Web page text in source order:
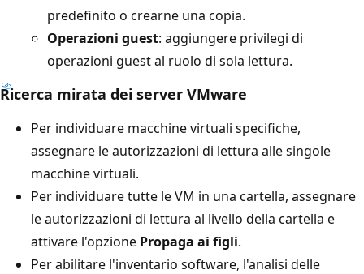
predefinito o crearne una copia.
Operazioni guest: aggiungere privilegi di
operazioni guest al ruolo di sola lettura.
Ricerca mirata dei server VMware
Per individuare macchine virtuali specifiche,
assegnare le autorizzazioni di lettura alle singole
macchine virtuali.
Per individuare tutte le VM in una cartella, assegnare
le autorizzazioni di lettura al livello della cartella e
attivare l'opzione Propaga ai figli.
Per abilitare l'inventario software, l'analisi delle